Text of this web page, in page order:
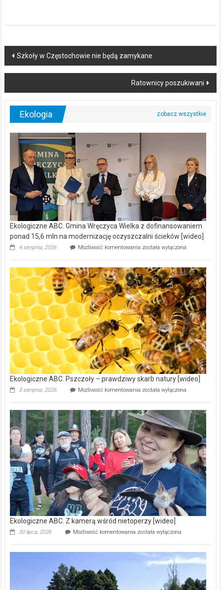
Post
navigation
Szkoły w Częstochowie nie będą zamykane
Ratownicy poszukiwani
Ekologia
Ekologiczne ABC. Gmina Wręczyca Wielka z dofinansowaniem
ponad 15,6 mln na modernizację oczyszczalni ścieków [wideo]
4 sierpnia, 2026 Możliwość komentowania Ekologiczne
Wręczyca
Wielka
z
dofinansowaniem
ponad
15,6
mln
na
modernizację
oczyszczalni
ścieków
[wideo]
została wyłączona
Ekologiczne ABC. Pszczoły – prawdziwy skarb natury [wideo]
3 sierpnia, 2026 Możliwość komentowania Ekologiczne
–
prawdziwy
skarb
natury
[wideo]
została wyłączona
Ekologiczne ABC. Z kamerą wśród nietoperzy [wideo]
30 lipca, 2026 Możliwość komentowania Ekologiczne
kamerą
wśród
została wyłączona